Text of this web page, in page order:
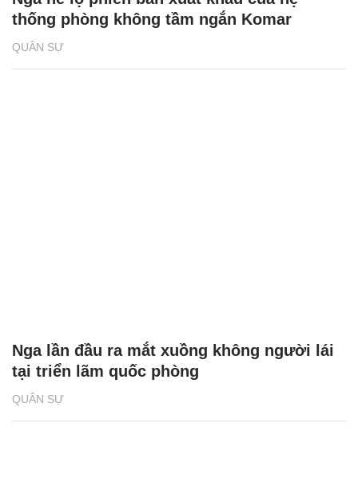
QUÂN SỰ
thống phòng không tầm ngắn Komar
QUÂN SỰ
Nga lần đầu ra mắt xuồng không người lái
tại triển lãm quốc phòng